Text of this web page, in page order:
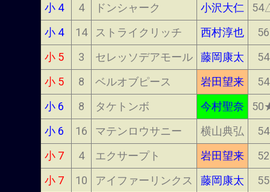
小 4
4 ドンシャーク 小沢大仁
小 4
14 ストライクリッチ 西村淳也
56
小 5
3 セレッソデアモール 藤岡康太
54
小 5
8 ベルオブピース 岩田望来
54
小 6
8 タケトンボ 今村聖奈
小 6
16 マテンロウサニー 横山典弘
54
小 7
4 エクサープト 岩田望来
52
小 7
10 アイファーリンクス 藤岡康太
55